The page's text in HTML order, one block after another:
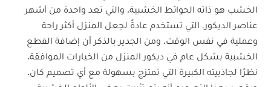
الخشب هو ذاته الحوائط الخشبية. والتي تعد واحدة من أشهر
عناصر الديكور، التي تستخدم عادةً لجعل المنزل أكثر راحة
وعملية في نفس الوقت. ومن الجدير بالذكر أن إضافة القطع
الخشبية بشكل عام في ديكور المنزل من الخيارات الموافقة.
نظرًا لجاذبيته الكبيرة التي تمتزج بسهولة مع أي تصميم كان.